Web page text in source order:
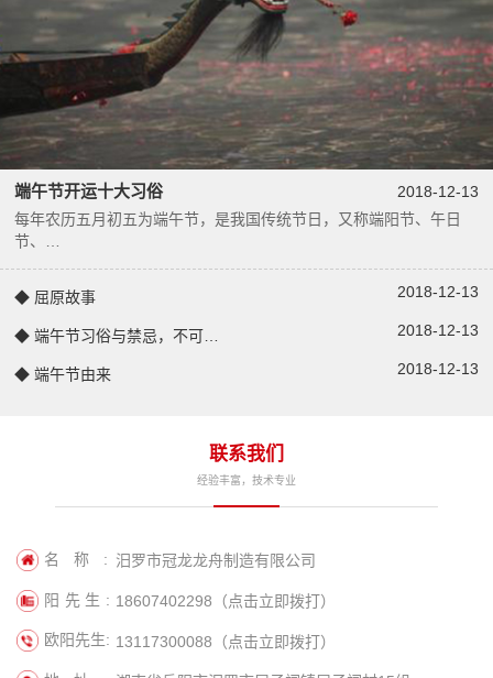
端午节开运十大习俗
2018-12-13
每年农历五月初五为端午节，是我国传统节日，又称端阳节、午日
节、…
◆ 屈原故事 2018-12-13
◆ 端午节习俗与禁忌，不可… 2018-12-13
◆ 端午节由来 2018-12-13
联系我们
经验丰富，技术专业
名称:汨罗市冠龙龙舟制造有限公司
阳先生: 18607402298（点击立即拨打）
欧阳先生: 13117300088（点击立即拨打）